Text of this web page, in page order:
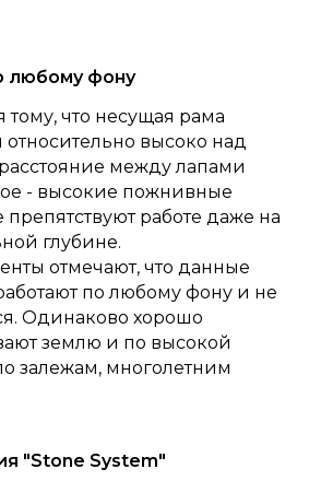
любому фону
тому, что несущая рама
относительно высоко над
между лапами
- высокие пожнивные
препятствуют работе даже на
глубине.
отмечают, что данные
по любому фону и не
Одинаково хорошо
землю и по высокой
залежам, многолетним
"Stone System"